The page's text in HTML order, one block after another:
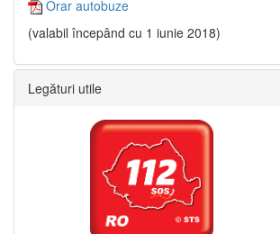
Orar autobuze
(valabil începând cu 1 iunie 2018)
Legături utile